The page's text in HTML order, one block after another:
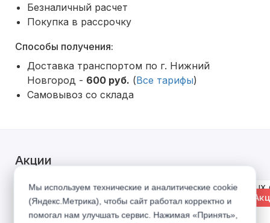
Безналичный расчет
Покупка в рассрочку
Способы получения:
Доставка транспортом по г. Нижний
Новгород - 600 руб. (Все тарифы)
Самовывоз со склада
Акции
% Акция %
Мы используем технические и аналитические cookie
(Яндекс.Метрика), чтобы сайт работал корректно и
помогал нам улучшать сервис. Нажимая «Принять»,